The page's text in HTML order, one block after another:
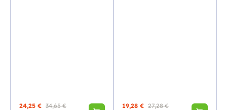
24,25 € 34,65 €
19,28 € 27,28 €